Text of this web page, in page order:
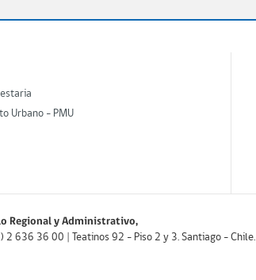
Urbano - PMU
Regional y Administrativo,
2 636 36 00 | Teatinos 92 - Piso 2 y 3. Santiago - Chile.